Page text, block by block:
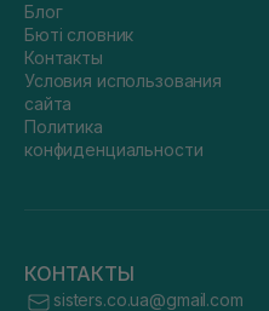
Блог
Бюті словник
Контакты
Условия использования
сайта
Политика
конфиденциальности
КОНТАКТЫ
sisters.co.ua@gmail.com